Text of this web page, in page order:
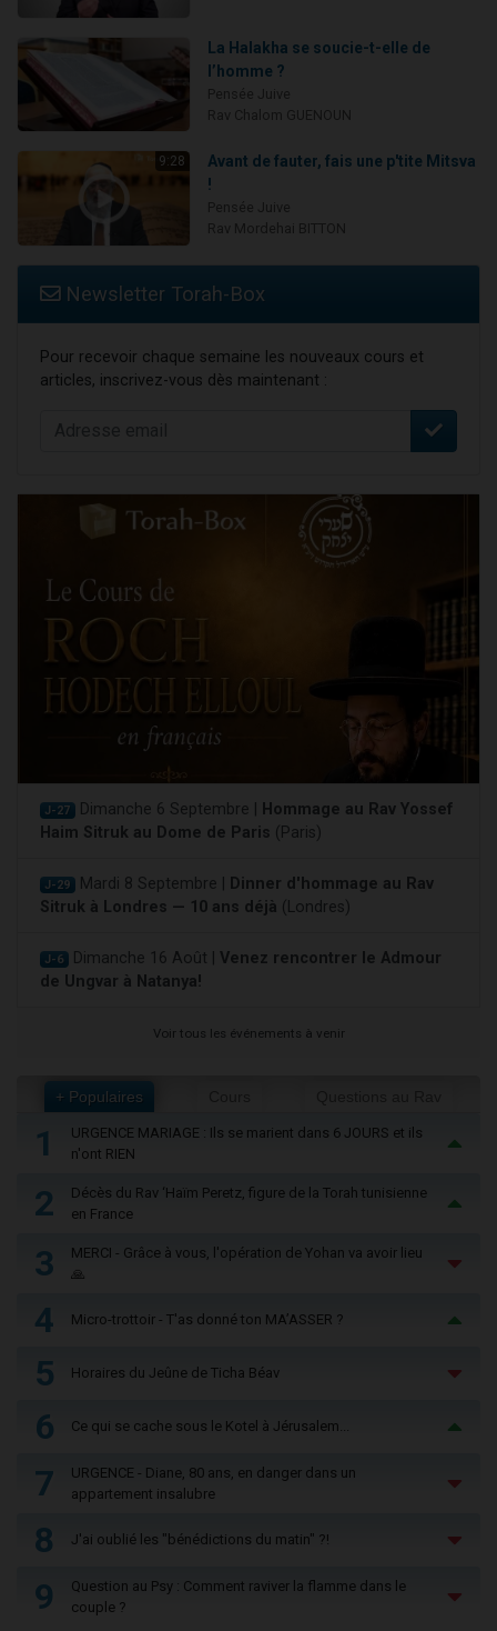
La Halakha se soucie-t-elle de
l’homme ?
9:28
Avant de fauter, fais une p'tite Mitsva
!
Newsletter Torah-Box
Pour recevoir chaque semaine les nouveaux cours et
articles, inscrivez-vous dès maintenant :
J-27 Dimanche 6 Septembre |
Hommage au Rav Yossef
Haim Sitruk au Dome de Paris (Paris)
J-29 Mardi 8 Septembre |
Dinner d'hommage au Rav
Sitruk à Londres — 10 ans déjà (Londres)
J-6 Dimanche 16 Août | Venez rencontrer le Admour
de Ungvar à Natanya!
Voir tous les événements à venir
+ Populaires
1
URGENCE MARIAGE : Ils se marient dans 6 JOURS et ils
n'ont RIEN
2
Décès du Rav ‘Haïm Peretz, figure de la Torah tunisienne
en France
3
MERCI - Grâce à vous, l'opération de Yohan va avoir lieu
🙏
4 Micro-trottoir - T'as donné ton MA’ASSER ?
5 Horaires du Jeûne de Ticha Béav
6 Ce qui se cache sous le Kotel à Jérusalem...
7
URGENCE - Diane, 80 ans, en danger dans un
appartement insalubre
8 J'ai oublié les "bénédictions du matin" ?!
9
Question au Psy : Comment raviver la flamme dans le
couple ?